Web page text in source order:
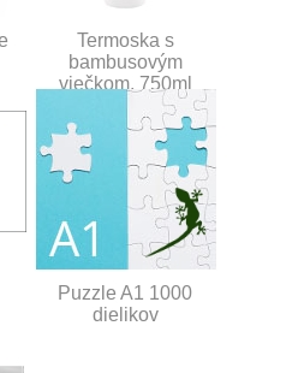
Termoska s
bambusovým
viečkom, 750ml
Puzzle A1 1000
dielikov